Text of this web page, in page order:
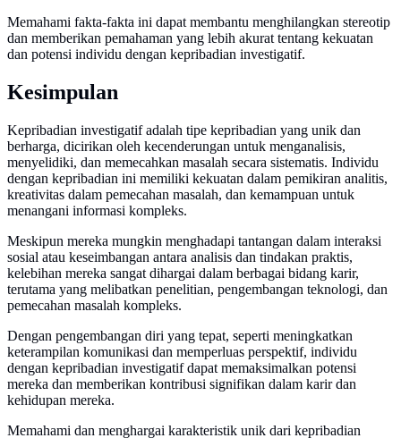
Memahami fakta-fakta ini dapat membantu menghilangkan stereotip
dan memberikan pemahaman yang lebih akurat tentang kekuatan
dan potensi individu dengan kepribadian investigatif.
Kesimpulan
Kepribadian investigatif adalah tipe kepribadian yang unik dan
berharga, dicirikan oleh kecenderungan untuk menganalisis,
menyelidiki, dan memecahkan masalah secara sistematis. Individu
dengan kepribadian ini memiliki kekuatan dalam pemikiran analitis,
kreativitas dalam pemecahan masalah, dan kemampuan untuk
menangani informasi kompleks.
Meskipun mereka mungkin menghadapi tantangan dalam interaksi
sosial atau keseimbangan antara analisis dan tindakan praktis,
kelebihan mereka sangat dihargai dalam berbagai bidang karir,
terutama yang melibatkan penelitian, pengembangan teknologi, dan
pemecahan masalah kompleks.
Dengan pengembangan diri yang tepat, seperti meningkatkan
keterampilan komunikasi dan memperluas perspektif, individu
dengan kepribadian investigatif dapat memaksimalkan potensi
mereka dan memberikan kontribusi signifikan dalam karir dan
kehidupan mereka.
Memahami dan menghargai karakteristik unik dari kepribadian